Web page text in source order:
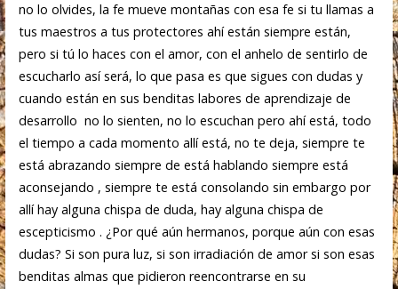
no lo olvides, la fe mueve montañas con esa fe si tu llamas a
tus maestros a tus protectores ahí están siempre están,
pero si tú lo haces con el amor, con el anhelo de sentirlo de
escucharlo así será, lo que pasa es que sigues con dudas y
cuando están en sus benditas labores de aprendizaje de
desarrollo no lo sienten, no lo escuchan pero ahí está, todo
el tiempo a cada momento allí está, no te deja, siempre te
está abrazando siempre de está hablando siempre está
aconsejando , siempre te está consolando sin embargo por
allí hay alguna chispa de duda, hay alguna chispa de
escepticismo . ¿Por qué aún hermanos, porque aún con esas
dudas? Si son pura luz, si son irradiación de amor si son esas
benditas almas que pidieron reencontrarse en su